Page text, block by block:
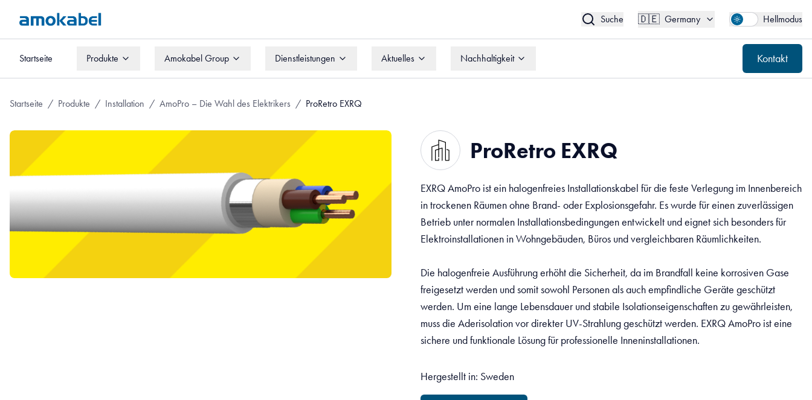
Suche 🇩🇪 Germany Hellmodus
Startseite Produkte Amokabel Group Dienstleistungen Aktuelles Nachhaltigkeit Kontakt
Produkte
Germany Kontakt
Startseite / Produkte / Installation / AmoPro – Die Wahl des Elektrikers / ProRetro EXRQ
ProRetro EXRQ
EXRQ AmoPro ist ein halogenfreies Installationskabel für die feste Verlegung im Innenbereich
in trockenen Räumen ohne Brand- oder Explosionsgefahr. Es wurde für einen zuverlässigen
Betrieb unter normalen Installationsbedingungen entwickelt und eignet sich besonders für
Elektroinstallationen in Wohngebäuden, Büros und vergleichbaren Räumlichkeiten.
Die halogenfreie Ausführung erhöht die Sicherheit, da im Brandfall keine korrosiven Gase
freigesetzt werden und somit sowohl Personen als auch empfindliche Geräte geschützt
werden. Um eine lange Lebensdauer und stabile Isolationseigenschaften zu gewährleisten,
muss die Aderisolation vor direkter UV-Strahlung geschützt werden. EXRQ AmoPro ist eine
sichere und funktionale Lösung für professionelle Inneninstallationen.
Hergestellt in: Sweden